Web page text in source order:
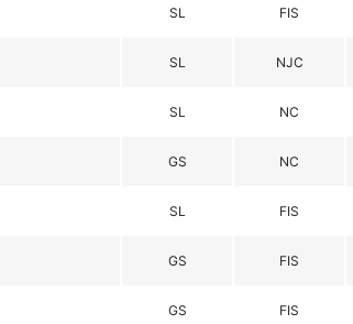
SL FIS
SL NJC
SL NC
GS NC
SL FIS
GS FIS
GS FIS